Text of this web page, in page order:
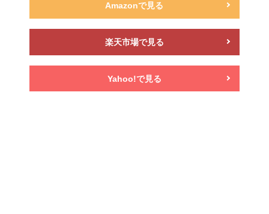
Amazonで見る
楽天市場で見る
Yahoo!で見る